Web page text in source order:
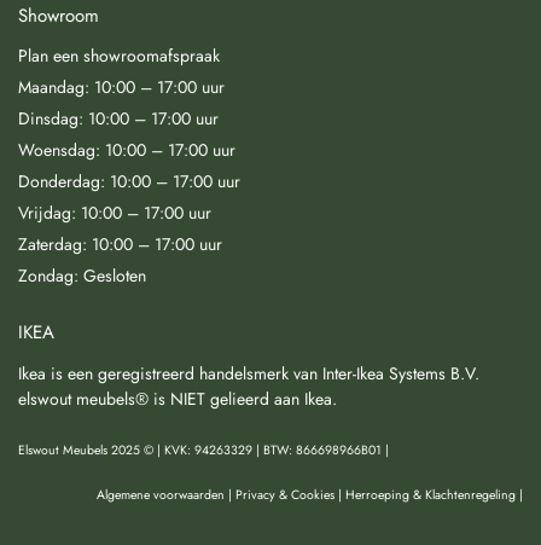
Showroom
Plan een showroomafspraak
Maandag: 10:00 – 17:00 uur
Dinsdag: 10:00 – 17:00 uur
Woensdag: 10:00 – 17:00 uur
Donderdag: 10:00 – 17:00 uur
Vrijdag: 10:00 – 17:00 uur
Zaterdag: 10:00 – 17:00 uur
Zondag: Gesloten
IKEA
Ikea is een geregistreerd handelsmerk van Inter-Ikea Systems B.V.
elswout meubels® is NIET gelieerd aan Ikea.
Elswout Meubels 2025 © | KVK: 94263329 | BTW: 866698966B01 |
Algemene voorwaarden | Privacy & Cookies | Herroeping & Klachtenregeling |